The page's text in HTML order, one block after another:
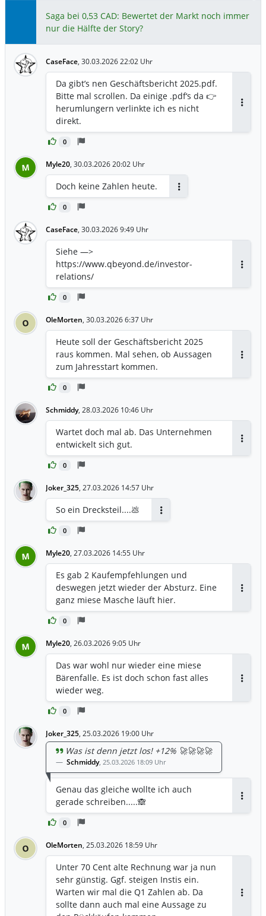
Saga bei 0,53 CAD: Bewertet der Markt noch immer
nur die Hälfte der Story?
CaseFace, 30.03.2026 22:02 Uhr
0
Da gibt’s nen Geschäftsbericht 2025.pdf.
Bitte mal scrollen. Da einige .pdf‘s da 👉
herumlungern verlinkte ich es nicht
direkt.
M Myle20, 30.03.2026 20:02 Uhr
0
Doch keine Zahlen heute.
CaseFace, 30.03.2026 9:49 Uhr
0
Siehe —>
https://www.qbeyond.de/investor-
relations/
O OleMorten, 30.03.2026 6:37 Uhr
0
Heute soll der Geschäftsbericht 2025
raus kommen. Mal sehen, ob Aussagen
zum Jahresstart kommen.
Schmiddy, 28.03.2026 10:46 Uhr
0
Wartet doch mal ab. Das Unternehmen
entwickelt sich gut.
Joker_325, 27.03.2026 14:57 Uhr
0
So ein Drecksteil....💩
M Myle20, 27.03.2026 14:55 Uhr
0
Es gab 2 Kaufempfehlungen und
deswegen jetzt wieder der Absturz. Eine
ganz miese Masche läuft hier.
M Myle20, 26.03.2026 9:05 Uhr
0
Das war wohl nur wieder eine miese
Bärenfalle. Es ist doch schon fast alles
wieder weg.
Joker_325, 25.03.2026 19:00 Uhr
0
Was ist denn jetzt los! +12% 🚀🚀🚀🚀
Schmiddy, 25.03.2026 18:09 Uhr
Genau das gleiche wollte ich auch
gerade schreiben.....🙈
O OleMorten, 25.03.2026 18:59 Uhr
Unter 70 Cent alte Rechnung war ja nun
sehr günstig. Ggf. steigen Instis ein.
Warten wir mal die Q1 Zahlen ab. Da
sollte dann auch mal eine Aussage zu